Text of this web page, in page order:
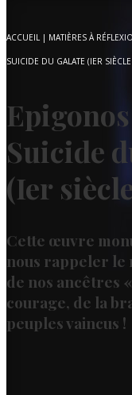
ACCUEIL | MATIÈRES À
SUICIDE DU GALATE (IER
Suicide
(Ier
Cette œuvre
nous rappeler le
de nos ancêtres
courage, de la
peuples vaincus !